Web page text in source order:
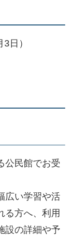
日）
公民館でお受
広い学習や活
る方へ、利用
設の詳細や予